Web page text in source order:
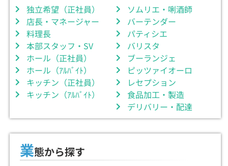
独立希望（正社員）
店長・マネージャー
料理長
本部スタッフ・SV
ホール（正社員）
ホール（ｱﾙﾊﾞｲﾄ）
キッチン（正社員）
キッチン（ｱﾙﾊﾞｲﾄ）
ソムリエ・唎酒師
バーテンダー
パティシエ
バリスタ
ブーランジェ
ピッツァイオーロ
レセプション
食品加工・製造
デリバリー・配達
業態から探す